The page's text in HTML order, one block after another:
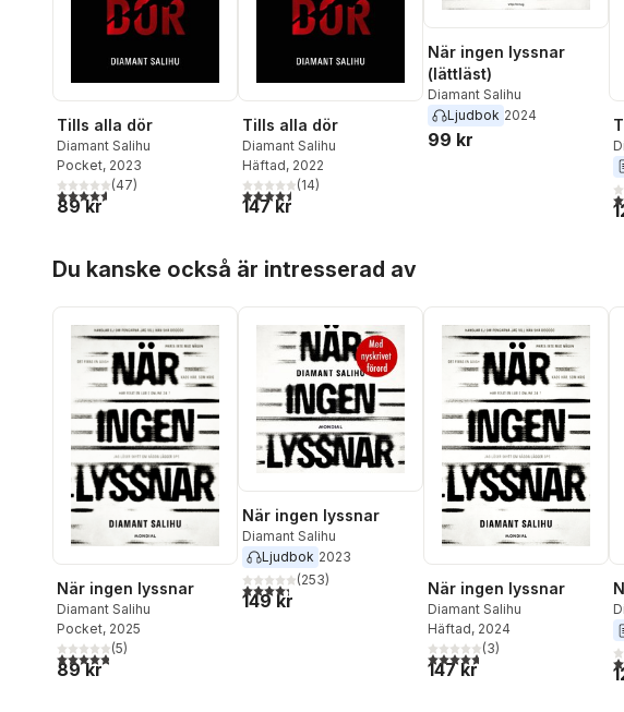
Tills alla dör
Diamant Salihu
Pocket, 2023
4,6utav 5 stjärnor. Totalt antal röster:
(47)
89 kr
Tills alla dör
Diamant Salihu
Häftad, 2022
4,5utav 5 stjärnor. Totalt antal röster:
(14)
147 kr
När ingen lyssnar
(lättläst)
Diamant Salihu
Ljudbok 2024
99 kr
Du kanske också är intresserad av
När ingen lyssnar
Diamant Salihu
Pocket, 2025
4,8utav 5 stjärnor. Totalt antal röster:
(5)
89 kr
När ingen lyssnar
Diamant Salihu
Ljudbok 2023
4,3utav 5 stjärnor. Totalt antal röster:
(253)
149 kr
När ingen lyssnar
Diamant Salihu
Häftad, 2024
4,7utav 5 stjärnor. Totalt antal
(3)
147 kr